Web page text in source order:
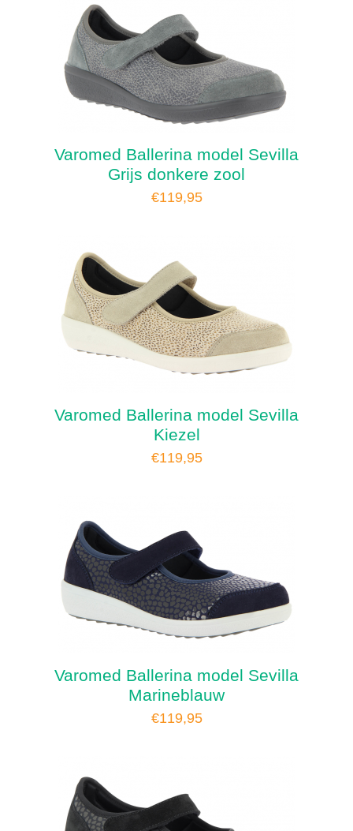
Varomed Ballerina model Sevilla
Grijs donkere zool
€119,95
Varomed Ballerina model Sevilla
Kiezel
€119,95
Varomed Ballerina model Sevilla
Marineblauw
€119,95